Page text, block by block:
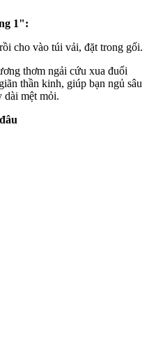
1":
cho vào túi vải, đặt trong gối.
thơm ngải cứu xua đuổi
thần kinh, giúp bạn ngủ sâu
dài mệt mỏi.